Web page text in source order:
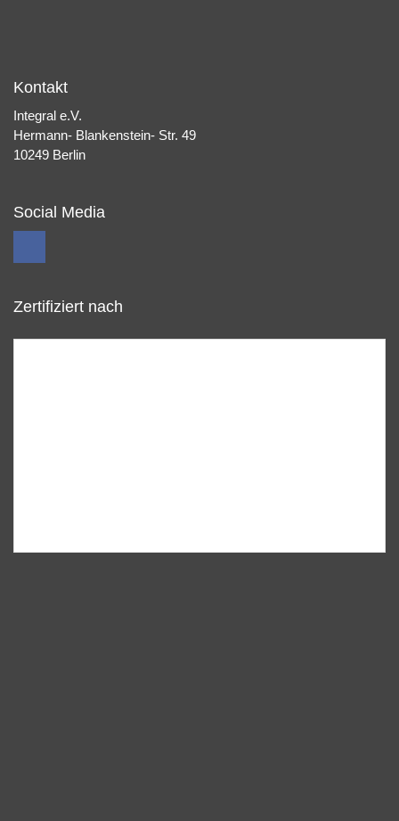
Kontakt
Integral e.V.
Hermann- Blankenstein- Str. 49
10249 Berlin
Social Media
Zertifiziert nach